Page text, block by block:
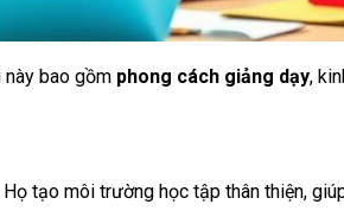
bao gồm phong cách giảng dạy,
tạo môi trường học tập thân thiện,